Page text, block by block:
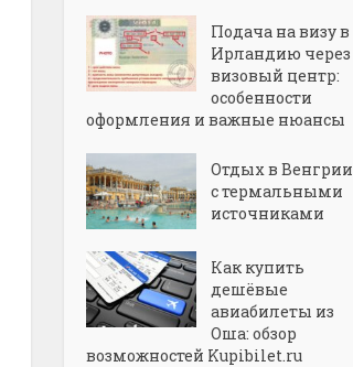
Подача на визу в
Ирландию через
визовый центр:
особенности
оформления и важные нюансы
Отдых в Венгрии
с термальными
источниками
Как купить
дешёвые
авиабилеты из
Оша: обзор
возможностей Kupibilet.ru